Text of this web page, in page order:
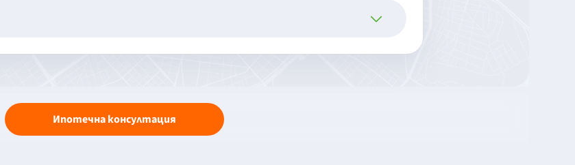
Ипотечна консултация